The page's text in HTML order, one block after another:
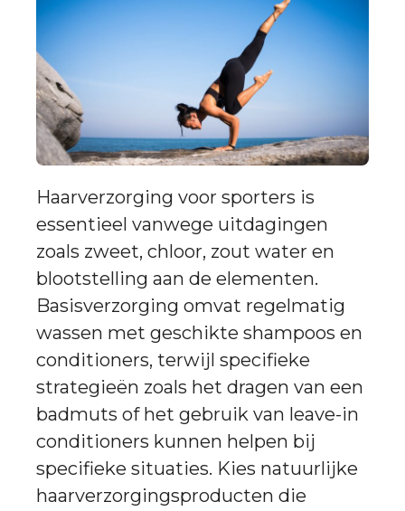
Haarverzorging voor sporters is
essentieel vanwege uitdagingen
zoals zweet, chloor, zout water en
blootstelling aan de elementen.
Basisverzorging omvat regelmatig
wassen met geschikte shampoos en
conditioners, terwijl specifieke
strategieën zoals het dragen van een
badmuts of het gebruik van leave-in
conditioners kunnen helpen bij
specifieke situaties. Kies natuurlijke
haarverzorgingsproducten die